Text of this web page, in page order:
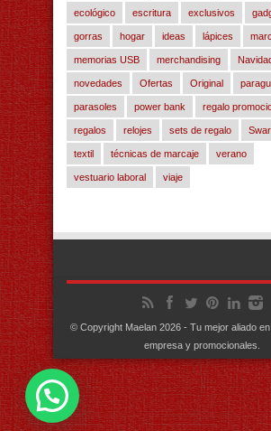
ecológico escritura exclusivos
gorras hogar ideas lápices
memorias USB merchandising
novedades Ofertas Original
parasoles power bank regalo
regalos relojes sets de regalo
textil técnicas de marcaje verano
vestuario laboral viaje
© Copyright Maelan 2026 - Tu mejor aliado
empresa y promocionales.